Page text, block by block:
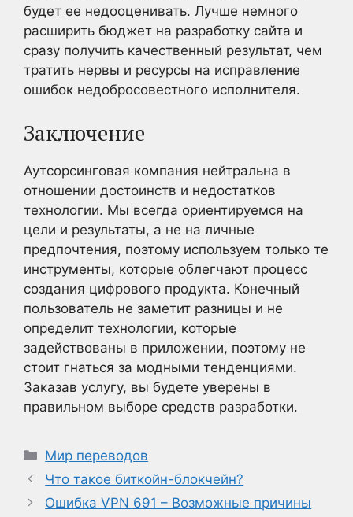
будет ее недооценивать. Лучше немного
расширить бюджет на разработку сайта и
сразу получить качественный результат, чем
тратить нервы и ресурсы на исправление
ошибок недобросовестного исполнителя.
Заключение
Аутсорсинговая компания нейтральна в
отношении достоинств и недостатков
технологии. Мы всегда ориентируемся на
цели и результаты, а не на личные
предпочтения, поэтому используем только те
инструменты, которые облегчают процесс
создания цифрового продукта. Конечный
пользователь не заметит разницы и не
определит технологии, которые
задействованы в приложении, поэтому не
стоит гнаться за модными тенденциями.
Заказав услугу, вы будете уверены в
правильном выборе средств разработки.
Рубрики
Мир переводов
Что такое биткойн-блокчейн?
Ошибка VPN 691 – Возможные причины